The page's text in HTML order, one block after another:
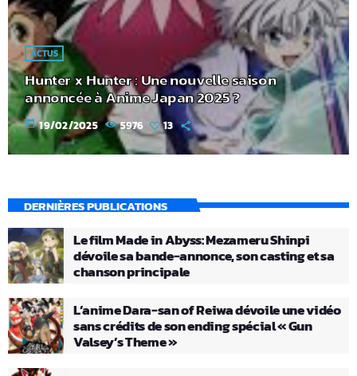
ACTUS
Hunter x Hunter : Une nouvelle saison
annoncée à Anime Japan 2025 ?
today 19/02/2025 5976 13
DERNIÈRES PUBLICATIONS
Le film Made in Abyss: Mezameru Shinpi
dévoile sa bande-annonce, son casting et sa
chanson principale
L’anime Dara-san of Reiwa dévoile une vidéo
sans crédits de son ending spécial « Gun
Valsey’s Theme »